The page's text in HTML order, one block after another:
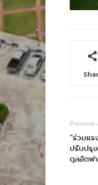
Previous
“ร่วมแ
ปรับปรุง
ตุลอัตฟ